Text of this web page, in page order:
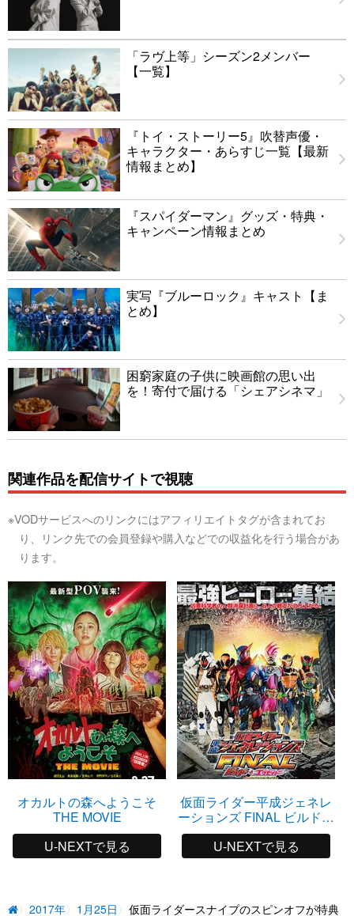
「ラヴ上等」シーズン2メンバー
【一覧】
『トイ・ストーリー5』吹替声優・
キャラクター・あらすじ一覧【最新
情報まとめ】
『スパイダーマン』グッズ・特典・
キャンペーン情報まとめ
実写『ブルーロック』キャスト【ま
とめ】
困窮家庭の子供に映画館の思い出
を！寄付で届ける「シェアシネマ」
関連作品を配信サイトで視聴
※VODサービスへのリンクにはアフィリエイトタグが含まれてお
り、リンク先での会員登録や購入などでの収益化を行う場合があ
ります。
オカルトの森へようこそ
THE MOVIE
U-NEXTで見る
仮面ライダー平成ジェネレ
ーションズ FINAL ビルド＆
エグゼイドwithレジェンド
ライダー
U-NEXTで見る
2017年 1月25日 仮面ライダースナイプのスピンオフが特典